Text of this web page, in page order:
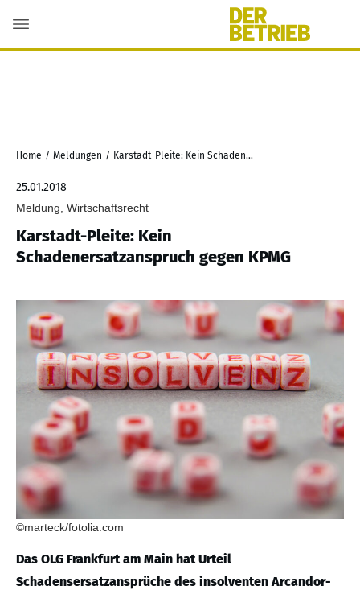
Home / Meldungen / Karstadt-Pleite: Kein Schadenersatzanspruch gegen KPMG
25.01.2018
Meldung, Wirtschaftsrecht
Karstadt-Pleite: Kein
Schadenersatzanspruch gegen KPMG
©marteck/fotolia.com
Das OLG Frankfurt am Main hat Urteil
Schadensersatzansprüche des insolventen Arcandor-